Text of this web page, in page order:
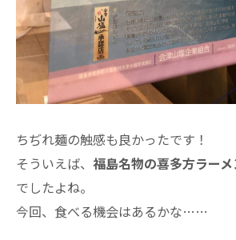
ちぢれ麺の触感も良かったです！
そういえば、 福島名物の喜多方ラー
でしたよね。
今回、食べる機会はあるかな……